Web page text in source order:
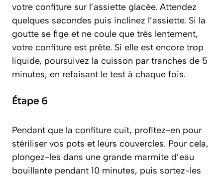
votre confiture sur l’assiette glacée. Attendez
quelques secondes puis inclinez l’assiette. Si la
goutte se fige et ne coule que très lentement,
votre confiture est prête. Si elle est encore trop
liquide, poursuivez la cuisson par tranches de 5
minutes, en refaisant le test à chaque fois.
Étape 6
Pendant que la confiture cuit, profitez-en pour
stériliser vos pots et leurs couvercles. Pour cela,
plongez-les dans une grande marmite d’eau
bouillante pendant 10 minutes, puis sortez-les